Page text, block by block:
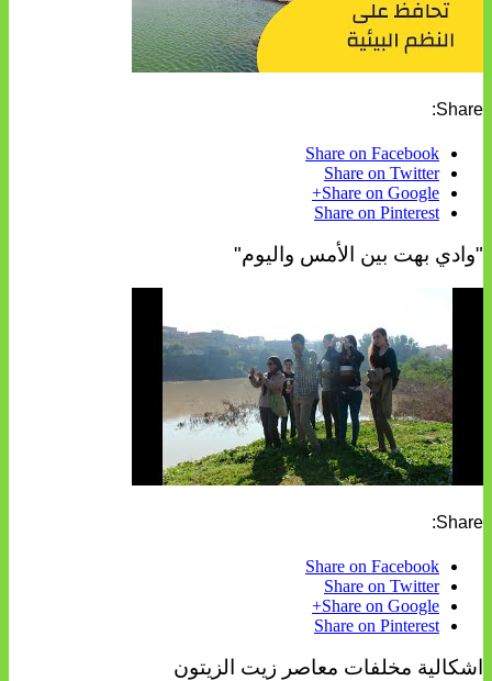
Share:
Share on Facebook
Share on Twitter
Share on Google+
Share on Pinterest
"وادي بهت بين الأمس واليوم"
Share:
Share on Facebook
Share on Twitter
Share on Google+
Share on Pinterest
اشكالية مخلفات معاصر زيت الزيتون